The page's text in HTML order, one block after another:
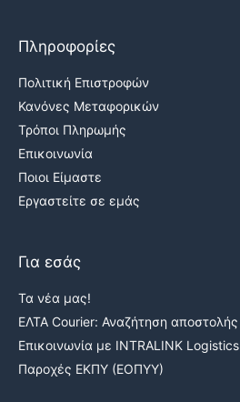
Πληροφορίες
Πολιτική Επιστροφών
Κανόνες Μεταφορικών
Τρόποι Πληρωμής
Επικοινωνία
Ποιοι Είμαστε
Εργαστείτε σε εμάς
Για εσάς
Τα νέα μας!
ΕΛΤΑ Courier: Αναζήτηση αποστολής
Επικοινωνία με INTRALINK Logistics
Παροχές ΕΚΠΥ (ΕΟΠΥΥ)